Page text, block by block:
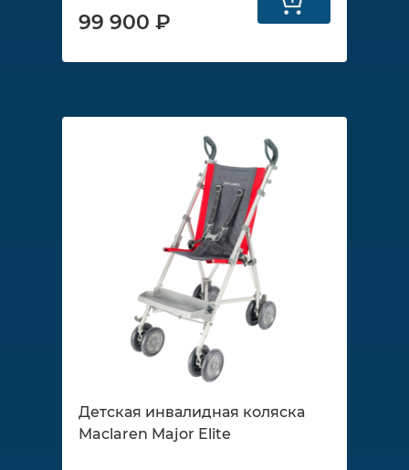
99 900 ₽
Детская инвалидная коляска
Maclaren Major Elite